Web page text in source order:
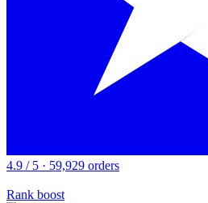
4.9 / 5 · 59,929 orders
Rank boost